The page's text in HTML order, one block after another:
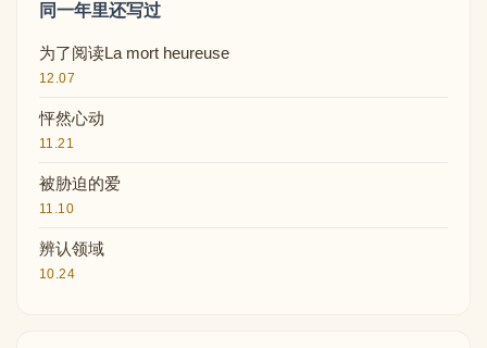
同一年里还写过
为了阅读La mort heureuse
12.07
怦然心动
11.21
被胁迫的爱
11.10
辨认领域
10.24